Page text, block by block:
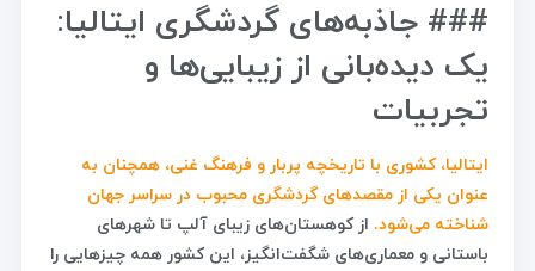
### جاذبه‌های گردشگری ایتالیا:
یک دیده‌بانی از زیبایی‌ها و
تجربیات
ایتالیا، کشوری با تاریخچه پربار و فرهنگ غنی، همچنان به
عنوان یکی از مقصدهای گردشگری محبوب در سراسر جهان
شناخته می‌شود. از کوهستان‌های زیبای آلپ تا شهرهای
باستانی و معماری‌های شگفت‌انگیز، این کشور همه چیزهایی را